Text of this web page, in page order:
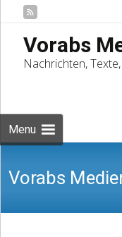
Vorabs
Nachrichten,
Menu
Vorabs